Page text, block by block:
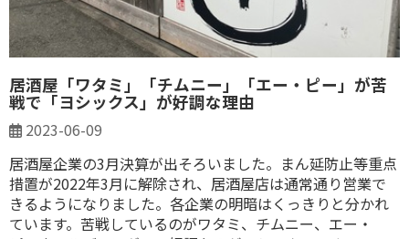
居酒屋「ワタミ」「チムニー」「エー・ピー」が苦
戦で「ヨシックス」が好調な理由
2023-06-09
居酒屋企業の3月決算が出そろいました。まん延防止等重点
措置が2022年3月に解除され、居酒屋店は通常通り営業で
きるようになりました。各企業の明暗はくっきりと分かれ
ています。苦戦しているのがワタミ、チムニー、エー・